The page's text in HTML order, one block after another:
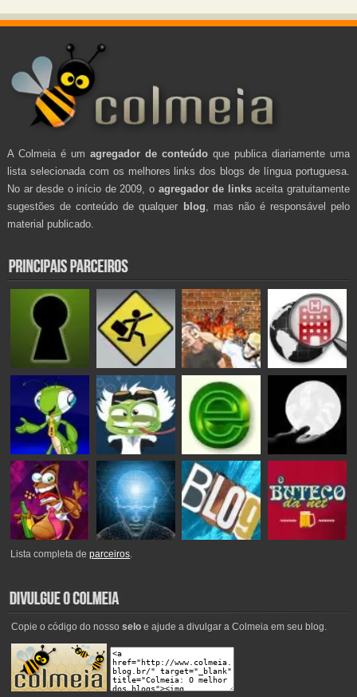
A Colmeia é um agregador de conteúdo que publica diariamente uma
lista selecionada com os melhores links dos blogs de língua portuguesa.
No ar desde o início de 2009, o agregador de linksaceita gratuitamente
sugestões de conteúdo de qualquer blog , mas não é responsável pelo
material publicado.
Lista completa deparceiros.
Copie o código do nosso seloe ajude a divulgar a Colmeia em seu blog.